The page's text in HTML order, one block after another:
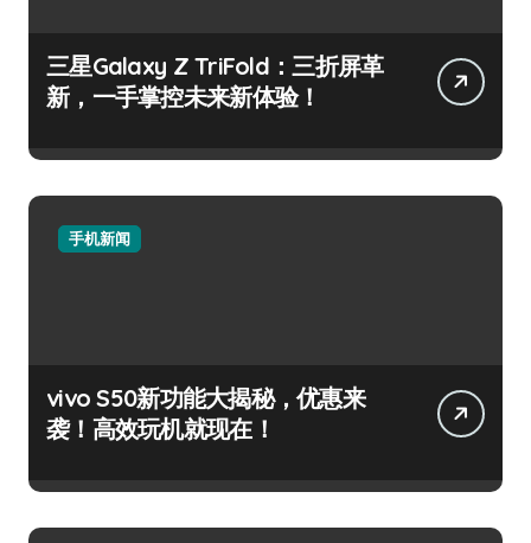
三星Galaxy Z TriFold：三折屏革
新，一手掌控未来新体验！
手机新闻
vivo S50新功能大揭秘，优惠来
袭！高效玩机就现在！